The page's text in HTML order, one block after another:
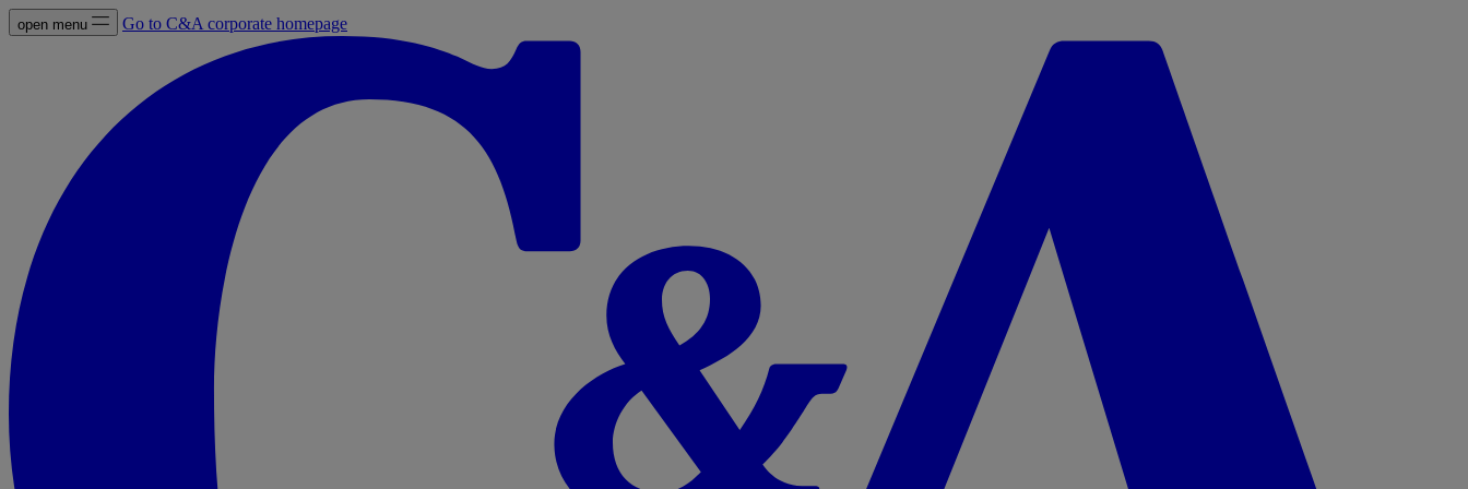
open menu Go to C&A corporate homepage